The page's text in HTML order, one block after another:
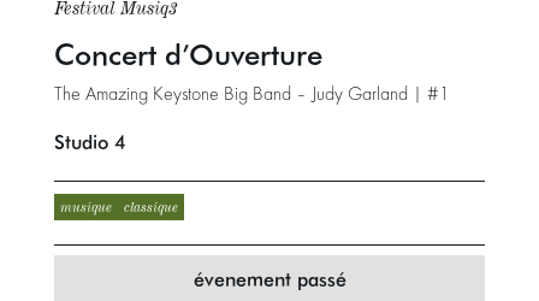
Concert d’Ouverture
The Amazing Keystone Big Band – Judy Garland | #1
Festival Musiq3
Studio 4
musique classique
évenement passé